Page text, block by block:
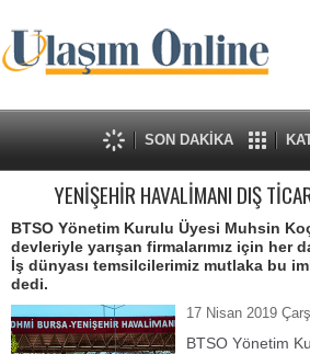
SON DAKİKA
YENİŞEHİR HAVALİMANI DIŞ
BTSO Yönetim Kurulu Üyesi Muhsin
devleriyle yarışan firmalarımız için her
İş dünyası temsilcilerimiz mutlaka bu
dedi.
17 Nisan 2019
BTSO Yönetim